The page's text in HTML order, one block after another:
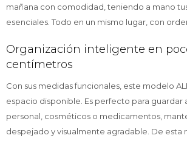
mañana con comodidad, teniendo a mano
esenciales. Todo en un mismo lugar, con
Organización inteligente en
centímetros
Con sus medidas funcionales, este modelo
espacio disponible. Es perfecto para guardar
personal, cosméticos o medicamentos,
despejado y visualmente agradable. De esta